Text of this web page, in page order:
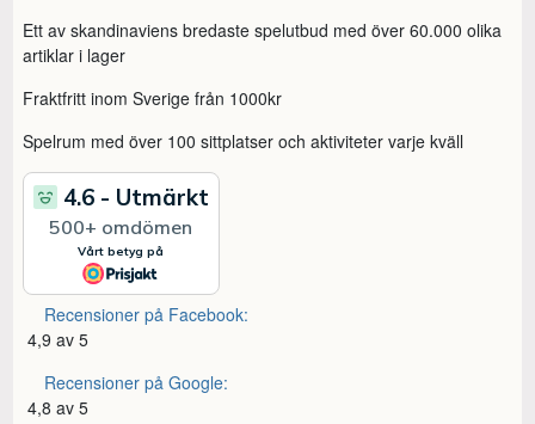
Ett av skandinaviens bredaste spelutbud med över 60.000 olika
artiklar i lager
Fraktfritt inom Sverige från 1000kr
Spelrum med över 100 sittplatser och aktiviteter varje kväll
Recensioner på Facebook:
4,9 av 5
Recensioner på Google:
4,8 av 5